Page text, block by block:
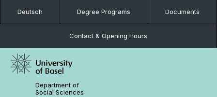
Deutsch Degree Programs Documents
Contact & Opening Hours
Department of
Social Sciences